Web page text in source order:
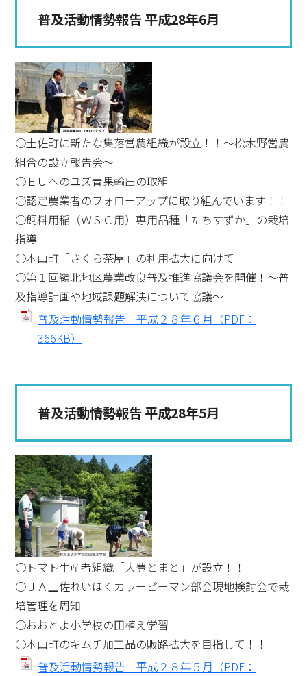
普及活動情勢報告 平成28年6月
○土佐町に新たな集落営農組織が設立！！～松木野営農
組合の設立報告会～
○ＥＵへのユズ青果輸出の取組
○認定農業者のフォローアップに取り組んでいます！！
○飼料用稲（ＷＳＣ用）専用品種「たちすずか」の栽培
指導
○本山町「さくら茶屋」の利用拡大に向けて
○第１回嶺北地区農業改良普及推進協議会を開催！～普
及指導計画や地域課題解決について協議～
普及活動情勢報告 平成２８年６月（PDF：
366KB）
普及活動情勢報告 平成28年5月
○トマト生産者組織「大豊とまと」が設立！！
○ＪＡ土佐れいほくカラーピーマン部会現地検討会で栽
培管理を周知
○おおとよ小学校の田植え学習
○本山町のキムチ加工品の販路拡大を目指して！！
普及活動情勢報告 平成２８年５月（PDF：